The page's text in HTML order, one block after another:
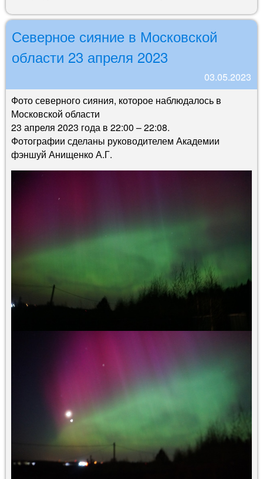
Северное сияние в Московской
области 23 апреля 2023
03.05.2023
Фото северного сияния, которое наблюдалось в
Московской области
23 апреля 2023 года в 22:00 – 22:08.
Фотографии сделаны руководителем Академии
фэншуй Анищенко А.Г.